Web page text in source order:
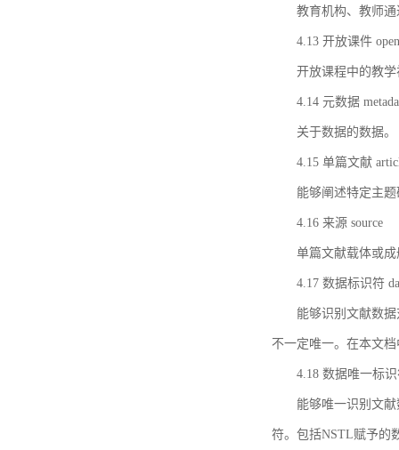
教育机构、教师
4.13 开放课件
开放课程中的教
4.14 元数据
关于数据的数据。
4.15 单篇文献
能够阐述特定主
4.16 来源 source
单篇文献载体或
4.17 数据标识符
能够识别文献数
不一定唯一。在本文
4.18 数据唯一标
能够唯一识别文
符。包括NSTL赋予的